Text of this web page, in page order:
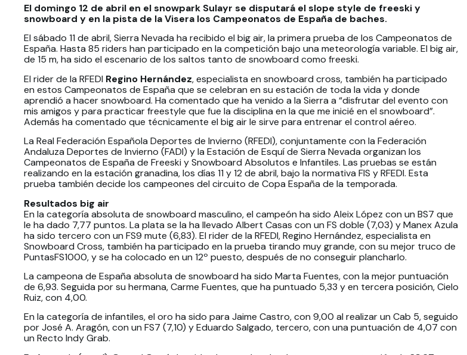
El domingo 12 de abril en el snowpark Sulayr se disputará el slope style de freeski y
snowboard y en la pista de la Visera los Campeonatos de España de baches.
El sábado 11 de abril, Sierra Nevada ha recibido el big air, la primera prueba de los Campeonatos de
España. Hasta 85 riders han participado en la competición bajo una meteorología variable. El big air,
de 15 m, ha sido el escenario de los saltos tanto de snowboard como freeski.
El rider de la RFEDI Regino Hernández, especialista en snowboard cross, también ha participado
en estos Campeonatos de España que se celebran en su estación de toda la vida y donde
aprendió a hacer snowboard. Ha comentado que ha venido a la Sierra a “disfrutar del evento con
mis amigos y para practicar freestyle que fue la disciplina en la que me inicié en el snowboard”.
Además ha comentado que técnicamente el big air le sirve para entrenar el control aéreo.
La Real Federación Española Deportes de Invierno (RFEDI), conjuntamente con la Federación
Andaluza Deportes de Invierno (FADI) y la Estación de Esquí de Sierra Nevada organizan los
Campeonatos de España de Freeski y Snowboard Absolutos e Infantiles. Las pruebas se están
realizando en la estación granadina, los días 11 y 12 de abril, bajo la normativa FIS y RFEDI. Esta
prueba también decide los campeones del circuito de Copa España de la temporada.
Resultados big air
En la categoría absoluta de snowboard masculino, el campeón ha sido Aleix López con un BS7 que
le ha dado 7,77 puntos. La plata se la ha llevado Albert Casas con un FS doble (7,03) y Manex Azula
ha sido tercero con un FS9 mute (6,83). El rider de la RFEDI, Regino Hernández, especialista en
Snowboard Cross, también ha participado en la prueba tirando muy grande, con su mejor truco de
PuntasFS1000, y se ha colocado en un 12º puesto, después de no conseguir plancharlo.
La campeona de España absoluta de snowboard ha sido Marta Fuentes, con la mejor puntuación
de 6,93. Seguida por su hermana, Carme Fuentes, que ha puntuado 5,33 y en tercera posición, Cielo
Ruiz, con 4,00.
En la categoría de infantiles, el oro ha sido para Jaime Castro, con 9,00 al realizar un Cab 5, seguido
por José A. Aragón, con un FS7 (7,10) y Eduardo Salgado, tercero, con una puntuación de 4,07 con
un Recto Indy Grab.